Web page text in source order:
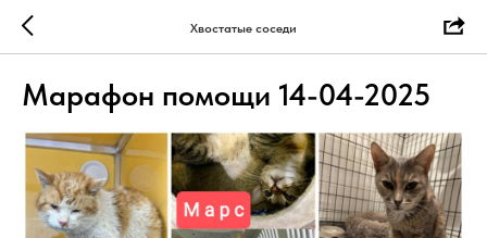
Хвостатые соседи
Марафон помощи 14-04-2025